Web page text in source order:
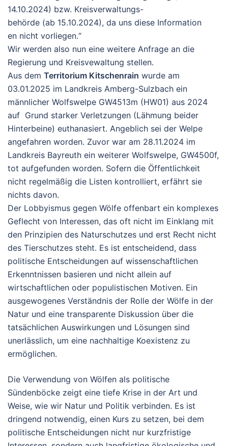
14.10.2024) bzw. Kreisverwaltungs-
behörde (ab 15.10.2024), da uns diese Information
en nicht vorliegen.“
Wir werden also nun eine weitere Anfrage an die
Regierung und Kreisvewaltung stellen.
Aus dem Territorium Kitschenrain wurde am
03.01.2025 im Landkreis Amberg-Sulzbach ein
männlicher Wolfswelpe GW4513m (HW01) aus 2024
auf Grund starker Verletzungen (Lähmung beider
Hinterbeine) euthanasiert. Angeblich sei der Welpe
angefahren worden. Zuvor war am 28.11.2024 im
Landkreis Bayreuth ein weiterer Wolfswelpe, GW4500f,
tot aufgefunden worden. Sofern die Öffentlichkeit
nicht regelmäßig die Listen kontrolliert, erfährt sie
nichts davon.
Der Lobbyismus gegen Wölfe offenbart ein komplexes
Geflecht von Interessen, das oft nicht im Einklang mit
den Prinzipien des Naturschutzes und erst Recht nicht
des Tierschutzes steht. Es ist entscheidend, dass
politische Entscheidungen auf wissenschaftlichen
Erkenntnissen basieren und nicht allein auf
wirtschaftlichen oder populistischen Motiven. Ein
ausgewogenes Verständnis der Rolle der Wölfe in der
Natur und eine transparente Diskussion über die
tatsächlichen Auswirkungen und Lösungen sind
unerlässlich, um eine nachhaltige Koexistenz zu
ermöglichen.
Die Verwendung von Wölfen als politische
Sündenböcke zeigt eine tiefe Krise in der Art und
Weise, wie wir Natur und Politik verbinden. Es ist
dringend notwendig, einen Kurs zu setzen, bei dem
politische Entscheidungen nicht nur kurzfristige